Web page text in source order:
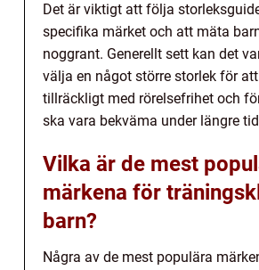
Det är viktigt att följa
specifika märket och att mäta
noggrant. Generellt sett kan det
välja en något större storlek för
tillräckligt med rörelsefrihet och
ska vara bekväma under längre
Vilka är de mest
märkena för
barn?
Några av de mest populära